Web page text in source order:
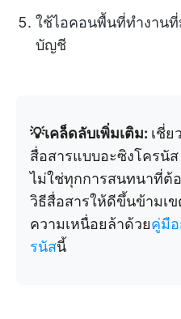
ใช้ไอคอนพื้นที่ทำงาน
บัญชี
💡เคล็ดลับเพิ่มเติม: เชี่ย
สื่อสารแบบอะซิงโครนั
ไม่ใช่ทุกการสนทนาที่ต้
วิธีสื่อสารให้ดีขึ้นข้ามเข
ความเหนื่อยล้าด้วยคู่มื
รนัสนี้